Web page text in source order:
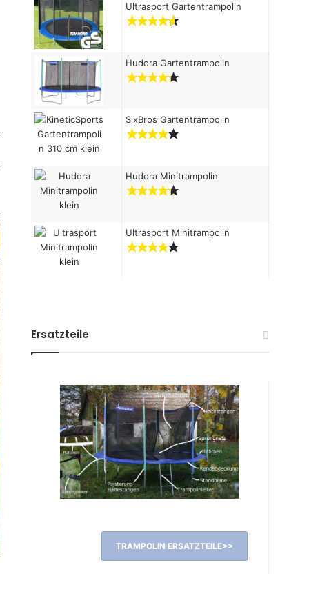
Ultrasport Gartentrampolin
Hudora Gartentrampolin
SixBros Gartentrampolin
Hudora Minitrampolin
Ultrasport Minitrampolin
Ersatzteile
TRAMPOLIN ERSATZTEILE>>